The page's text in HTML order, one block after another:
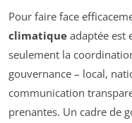
Pour faire face
climatique adaptée est
seulement la
gouvernance – local,
communication
prenantes. Un cadre de